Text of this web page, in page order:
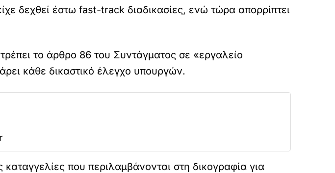
δεχθεί έστω fast-track διαδικασίες, ενώ τώρα απορρίπτει
το άρθρο 86 του Συντάγματος σε «εργαλείο
κάθε δικαστικό έλεγχο υπουργών.
που περιλαμβάνονται στη δικογραφία για